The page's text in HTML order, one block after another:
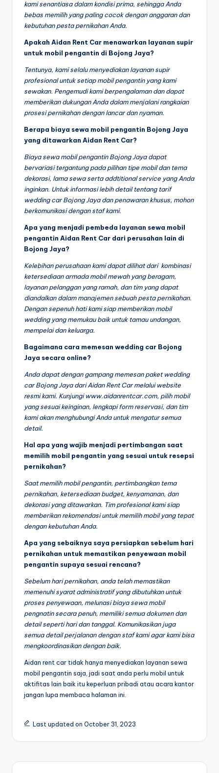
kami senantiasa dalam kondisi prima, sehingga Anda
bebas memilih yang paling cocok dengan anggaran dan
kebutuhan pesta pernikahan Anda.
Apakah Aidan Rent Car menawarkan layanan supir
untuk mobil pengantin di Bojong Jaya?
Tentunya, kami selalu menyediakan layanan supir
profesional untuk setiap mobil pengantin yang kami
sewakan. Pengemudi kami berpengalaman dan dapat
memberikan dukungan Anda dalam menjalani rangkaian
prosesi pernikahan dengan lancar dan nyaman.
Berapa biaya sewa mobil pengantin Bojong Jaya
yang ditawarkan Aidan Rent Car?
Biaya sewa mobil pengantin Bojong Jaya dapat
bervariasi tergantung pada pilihan tipe mobil dan tema
dekorasi, lama sewa serta addtitional service yang Anda
inginkan. Untuk informasi lebih detail tentang tarif
wedding car Bojong Jaya dan penawaran khusus, mohon
berkomunikasi dengan staf kami.
Apa yang menjadi pembeda layanan sewa mobil
pengantin Aidan Rent Car dari perusahan lain di
Bojong Jaya?
Kelebihan perusahaan kami dapat dilihat dari kombinasi
ketersediaan armada mobil mewah yang beragam,
layanan pelanggan yang ramah, dan tim yang dapat
diandalkan dalam manajemen sebuah pesta pernikahan.
Dengan sepenuh hati kami siap memberikan mobil
wedding yang memukau baik untuk tamau undangan,
mempelai dan keluarga.
Bagaimana cara memesan wedding car Bojong
Jaya secara online?
Anda dapat dengan gampang memesan paket wedding
car Bojong Jaya dari Aidan Rent Car melalui website
resmi kami. Kunjungi www.aidanrentcar.com, pilih mobil
yang sesuai keinginan, lengkapi form reservasi, dan tim
kami akan menghubungi Anda untuk mengatur semua
detail.
Hal apa yang wajib menjadi pertimbangan saat
memilih mobil pengantin yang sesuai untuk resepsi
pernikahan?
Saat memilih mobil pengantin, pertimbangkan tema
pernikahan, ketersediaan budget, kenyamanan, dan
dekorasi yang ditawarkan. Tim profesional kami siap
memberikan rekomendasi untuk memilih mobil yang tepat
dengan kebutuhan Anda.
Apa yang sebaiknya saya persiapkan sebelum hari
pernikahan untuk memastikan penyewaan mobil
pengantin supaya sesuai rencana?
Sebelum hari pernikahan, anda telah memastikan
memenuhi syarat administratif yang dibutuhkan untuk
proses penyewaan, melunasi biaya sewa mobil
pengnatin secara penuh, memiliki semua dokumen dan
detail seperti hari dan tanggal. Komunikasikan juga
semua detail perjalanan dengan staf kami agar kami bisa
mengkoordinasikan dengan baik.
Aidan rent car tidak hanya menyediakan layanan sewa
mobil pengantin saja, jadi saat anda perlu mobil untuk
aktifitas lain baik itu keperluan pribadi atau acara kantor
jangan lupa membaca halaman ini.
Last updated on October 31, 2023